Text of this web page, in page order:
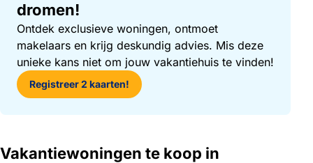
dromen!
Ontdek exclusieve woningen, ontmoet
makelaars en krijg deskundig advies. Mis deze
unieke kans niet om jouw vakantiehuis te vinden!
Registreer 2 kaarten!
Vakantiewoningen te koop in